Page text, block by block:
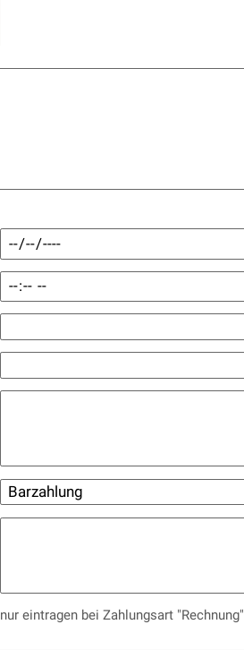
nur eintragen bei Zahlungsart "Rechnung"